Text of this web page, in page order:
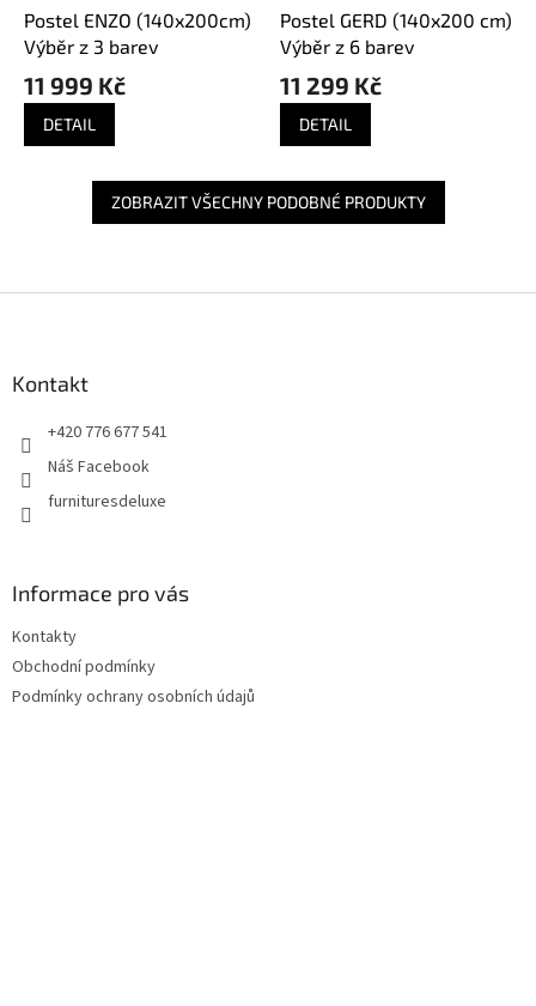
Postel ENZO (140x200cm)
Výběr z 3 barev
11 999 Kč
DETAIL
Postel GERD (140x200 cm)
Výběr z 6 barev
11 299 Kč
DETAIL
ZOBRAZIT VŠECHNY PODOBNÉ PRODUKTY
Kontakt
+420 776 677 541
Náš Facebook
furnituresdeluxe
Informace pro vás
Kontakty
Obchodní podmínky
Podmínky ochrany osobních údajů